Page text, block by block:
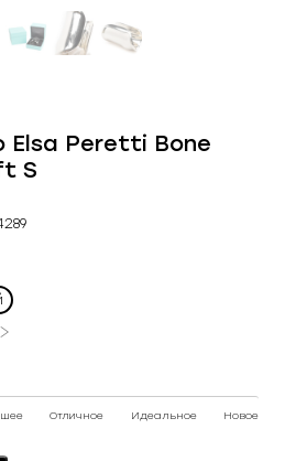
Elsa Peretti Bone
S
Отличное Идеальное Новое